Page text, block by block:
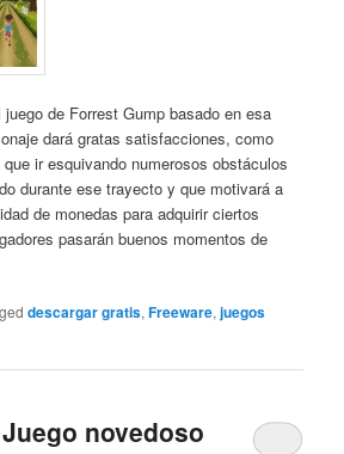
de Forrest Gump basado en esa
dará gratas satisfacciones, como
ir esquivando numerosos obstáculos
durante ese trayecto y que motivará a
de monedas para adquirir ciertos
pasarán buenos momentos de
descargar gratis,Freeware,juegos
novedoso